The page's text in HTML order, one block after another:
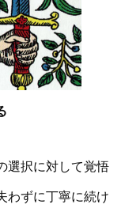
選択に対して覚悟
わずに丁寧に続け